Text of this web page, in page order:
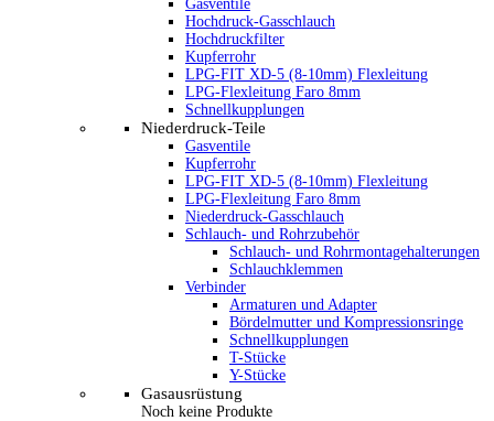
Gasventile
Hochdruck-Gasschlauch
Hochdruckfilter
Kupferrohr
LPG-FIT XD-5 (8-10mm) Flexleitung
LPG-Flexleitung Faro 8mm
Schnellkupplungen
Niederdruck-Teile
Gasventile
Kupferrohr
LPG-FIT XD-5 (8-10mm) Flexleitung
LPG-Flexleitung Faro 8mm
Niederdruck-Gasschlauch
Schlauch- und Rohrzubehör
Schlauch- und Rohrmontagehalterungen
Schlauchklemmen
Verbinder
Armaturen und Adapter
Bördelmutter und Kompressionsringe
Schnellkupplungen
T-Stücke
Y-Stücke
Gasausrüstung
Noch keine Produkte